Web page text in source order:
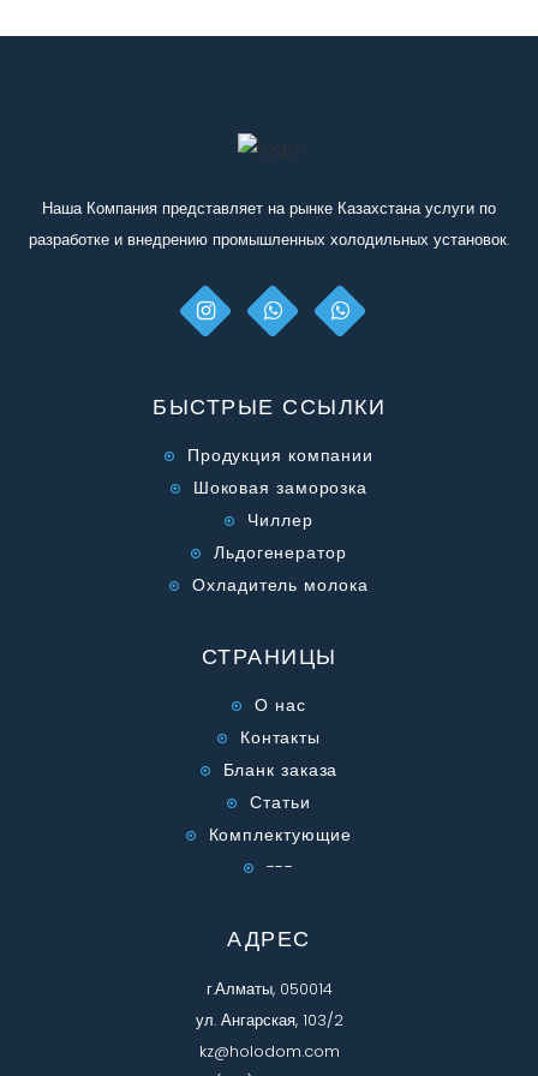
Наша Компания представляет на рынке Казахстана услуги по
разработке и внедрению промышленных холодильных установок.
БЫСТРЫЕ ССЫЛКИ
Продукция компании
Шоковая заморозка
Чиллер
Льдогенератор
Охладитель молока
СТРАНИЦЫ
О нас
Контакты
Бланк заказа
Статьи
Комплектующие
---
АДРЕС
г.Алматы, 050014
ул. Ангарская, 103/2
kz@holodom.com